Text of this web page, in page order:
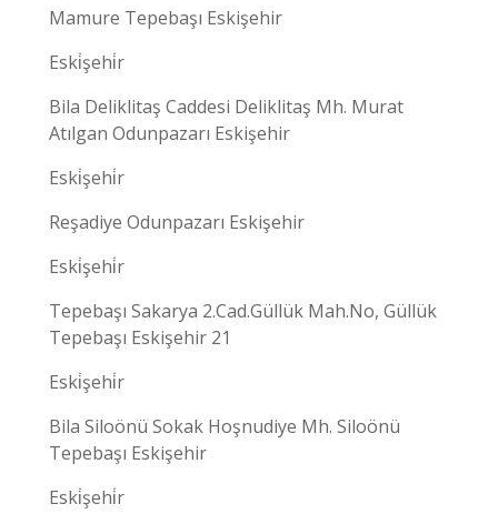
Mamure Tepebaşı Eskişehir
Eski̇şehi̇r
Bila Deliklitaş Caddesi Deliklitaş Mh. Murat
Atılgan Odunpazarı Eskişehir
Eski̇şehi̇r
Reşadiye Odunpazarı Eskişehir
Eski̇şehi̇r
Tepebaşı Sakarya 2.Cad.Güllük Mah.No, Güllük
Tepebaşı Eskişehir 21
Eski̇şehi̇r
Bila Siloönü Sokak Hoşnudiye Mh. Siloönü
Tepebaşı Eskişehir
Eski̇şehi̇r